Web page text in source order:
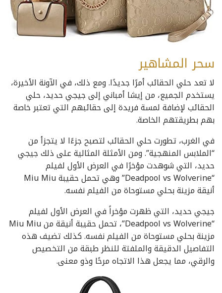
سحر المشاهير
لا تعد حلي الحقائب أمرًا جديدًا. ومع ذلك، في الآونة الأخيرة،
يستخدم الجميع، من إيشا أمباني إلى جيجي حديد، حلي
الحقائب لإضافة لمسة فريدة إلى حقائبهم التي تعتبر خاصة
بهم بطريقتهم الخاصة.
في الغرب، تطورت حلي الحقائب لتصبح جزءًا لا يتجزأ من
“الملابس المنهجية”. ومن الأمثلة المثالية على ذلك جيجي
حديد، التي شوهدت مؤخرًا في العرض الأول لفيلم
“Deadpool vs Wolverine” وهي تحمل حقيبة Miu Miu
أنيقة مزينة بحلي مستوحاة من الفيلم نفسه.
جيجي حديد، التي ظهرت مؤخراً في العرض الأول لفيلم
“Deadpool vs Wolverine”، تحمل حقيبة أنيقة من Miu Miu
مزينة بحلي مستوحاة من الفيلم نفسه. كذلك تضيف هذه
التفاصيل الدقيقة والملفتة للنظر طبقة من التخصيص
والرقي، مما يجعل هذا الاتجاه مرحًا وذو معنى.